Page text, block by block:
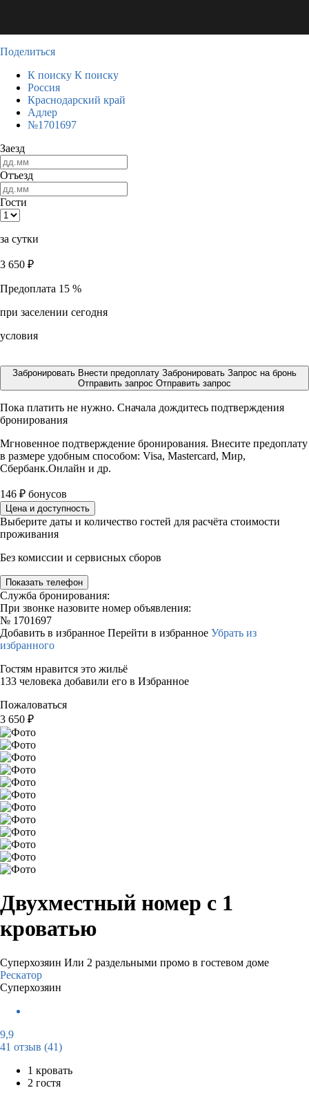
Поделиться
К поиску К поиску
Россия
Краснодарский край
Адлер
№1701697
Заезд
Отъезд
Гости
за сутки
3 650 ₽
Предоплата 15 %
при заселении сегодня
условия
Забронировать Внести предоплату Забронировать Запрос на бронь
Отправить запрос Отправить запрос
Пока платить не нужно. Сначала дождитесь подтверждения
бронирования
Мгновенное подтверждение бронирования. Внесите предоплату
в размере удобным способом: Visa, Mastercard, Мир,
Сбербанк.Онлайн и др.
146 ₽ бонусов
Цена и доступность
Выберите даты и количество гостей для расчёта стоимости
проживания
Без комиссии и сервисных сборов
Показать телефон
Служба бронирования:
При звонке назовите номер объявления:
№ 1701697
Добавить в избранное Перейти в избранное Убрать из
избранного
Гостям нравится это жильё
133 человека добавили его в Избранное
Пожаловаться
3 650 ₽
Двухместный номер с 1
кроватью
Суперхозяин Или 2 раздельными промо в гостевом доме
Рескатор
Суперхозяин
9,9
41 отзыв (41)
1 кровать
2 гостя